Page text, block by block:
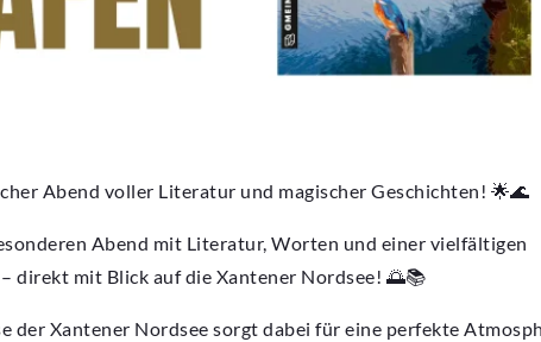
Abend voller Literatur und magischer Geschichten! 🌟🌊
Abend mit Literatur, Worten und einer vielfältigen
direkt mit Blick auf die Xantener Nordsee! 🌅📚
der Xantener Nordsee sorgt dabei für eine perfekte